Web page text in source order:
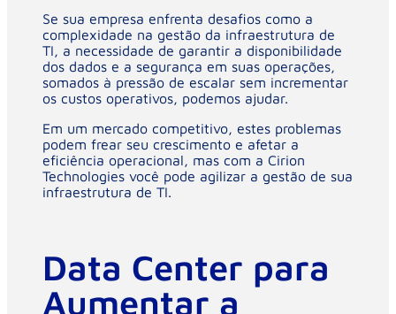
Se sua empresa enfrenta desafios como a
complexidade na gestão da infraestrutura de
TI, a necessidade de garantir a disponibilidade
dos dados e a segurança em suas operações,
somados à pressão de escalar sem incrementar
os custos operativos, podemos ajudar.
Em um mercado competitivo, estes problemas
podem frear seu crescimento e afetar a
eficiência operacional, mas com a Cirion
Technologies você pode agilizar a gestão de sua
infraestrutura de TI.
Data Center para
Aumentar a